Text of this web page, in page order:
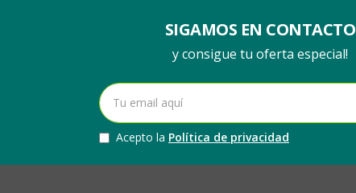
SIGAMOS EN CONTACTO
y consigue tu oferta especial!
Acepto la Política de privacidad